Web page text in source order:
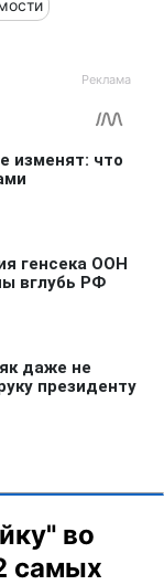
во
самых